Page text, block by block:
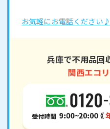
お気軽にお電話ください♪
兵庫で不用品回
関西エコ